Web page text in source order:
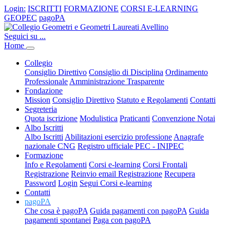
Login: ISCRITTI FORMAZIONE CORSI E-LEARNING
GEOPEC pagoPA
Seguici su ...
Home
Collegio
Consiglio Direttivo Consiglio di Disciplina Ordinamento
Professionale Amministrazione Trasparente
Fondazione
Mission Consiglio Direttivo Statuto e Regolamenti Contatti
Segreteria
Quota iscrizione Modulistica Praticanti Convenzione Notai
Albo Iscritti
Albo Iscritti Abilitazioni esercizio professione Anagrafe
nazionale CNG Registro ufficiale PEC - INIPEC
Formazione
Info e Regolamenti Corsi e-learning Corsi Frontali
Registrazione Reinvio email Registrazione Recupera
Password Login Segui Corsi e-learning
Contatti
pagoPA
Che cosa è pagoPA Guida pagamenti con pagoPA Guida
pagamenti spontanei Paga con pagoPA